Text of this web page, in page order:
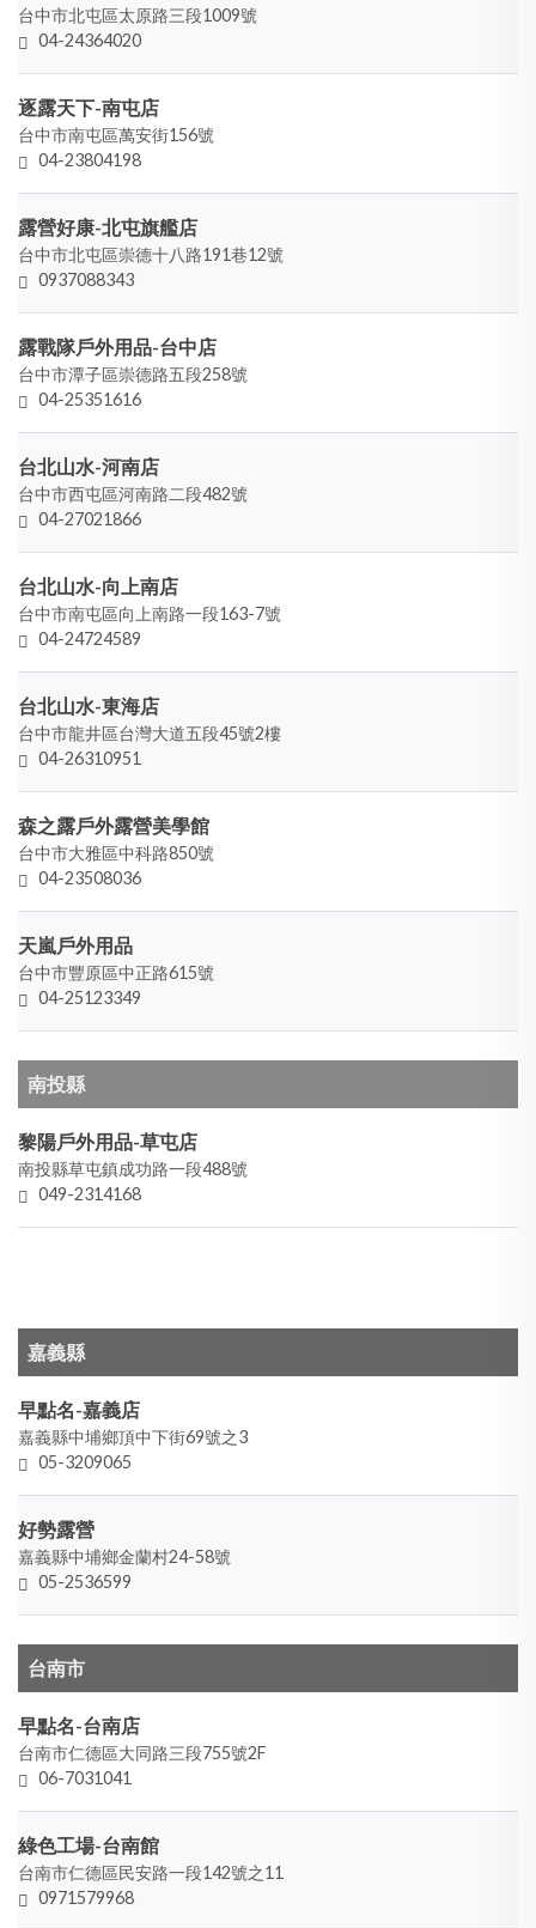
台中市北屯區太原路三段1009號
04-24364020
逐露天下-南屯店
台中市南屯區萬安街156號
04-23804198
露營好康-北屯旗艦店
台中市北屯區崇德十八路191巷12號
0937088343
露戰隊戶外用品-台中店
台中市潭子區崇德路五段258號
04-25351616
台北山水-河南店
台中市西屯區河南路二段482號
04-27021866
台北山水-向上南店
台中市南屯區向上南路一段163-7號
04-24724589
台北山水-東海店
台中市龍井區台灣大道五段45號2樓
04-26310951
森之露戶外露營美學館
台中市大雅區中科路850號
04-23508036
天嵐戶外用品
台中市豐原區中正路615號
04-25123349
南投縣
黎陽戶外用品-草屯店
南投縣草屯鎮成功路一段488號
049-2314168​
嘉義縣
早點名-嘉義店
嘉義縣中埔鄉頂中下街69號之3
05-3209065
好勢露營
嘉義縣中埔鄉金蘭村24-58號
05-2536599
台南市
早點名-台南店
台南市仁德區大同路三段755號2F
06-7031041
綠色工場-台南館
台南市仁德區民安路一段142號之11
0971579968